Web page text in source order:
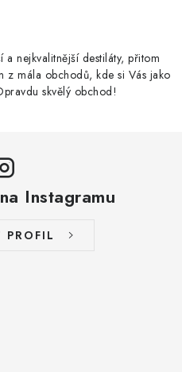
nejkvalitnější destiláty, přitom
z mála obchodů, kde si Vás jako
skvělý obchod!
Instagramu
PROFIL